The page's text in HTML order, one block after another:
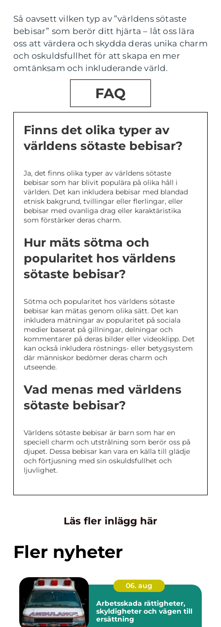
Så oavsett vilken typ av ”världens sötaste
bebisar” som berör ditt hjärta – låt oss lära
oss att värdera och skydda deras unika charm
och oskuldsfullhet för att skapa en mer
omtänksam och inkluderande värld.
FAQ
Finns det olika typer av
världens sötaste bebisar?
Ja, det finns olika typer av världens sötaste
bebisar som har blivit populära på olika håll i
världen. Det kan inkludera bebisar med blandad
etnisk bakgrund, tvillingar eller flerlingar, eller
bebisar med ovanliga drag eller karaktäristika
som förstärker deras charm.
Hur mäts sötma och
popularitet hos världens
sötaste bebisar?
Sötma och popularitet hos världens sötaste
bebisar kan mätas genom olika sätt. Det kan
inkludera mätningar av popularitet på sociala
medier baserat på gillningar, delningar och
kommentarer på deras bilder eller videoklipp. Det
kan också inkludera röstnings- eller betygsystem
där människor bedömer deras charm och
utseende.
Vad menas med världens
sötaste bebisar?
Världens sötaste bebisar är barn som har en
speciell charm och utstrålning som berör oss på
djupet. Dessa bebisar kan vara en källa till glädje
och förtjusning med sin oskuldsfullhet och
ljuvlighet.
Läs fler inlägg här
Fler nyheter
06. aug
Arbetsskada rättigheter,
skyldigheter och vägen till
ersättning